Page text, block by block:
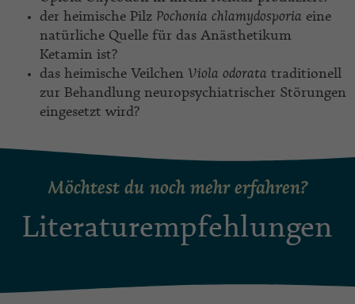
der heimische Pilz Pochonia chlamydosporia eine
natürliche Quelle für das Anästhetikum
Ketamin ist?
das heimische Veilchen Viola odorata traditionell
zur Behandlung neuropsychiatrischer Störungen
eingesetzt wird?
Möchtest du noch mehr erfahren?
Literaturempfehlungen